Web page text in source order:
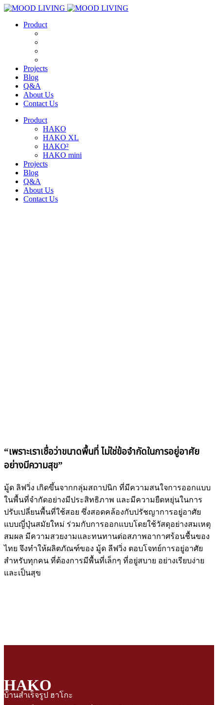
Product
Projects
Blog
Q&A
About Us
Contact Us
Product
HAKO
HAKO XL
HAKO²
HAKO mini
Projects
Blog
Q&A
About Us
Contact Us
“เพราะเราเชื่อว่าขนาดพื้นที่ ไม่ใช่ข้อจำกัดในการอยู่อาศัย
อย่างมีความสุข”
มู้ด ลิฟวิ่ง เกิดขึ้นจากกลุ่มสถาปนิก ที่มีความสนใจการออกแบบ
ในพื้นที่จำกัดอย่างมีประสิทธิภาพ และมีความยืดหยุ่นในการ
ปรับเปลี่ยนพื้นที่ใช้สอย ซึ่งสอดคล้องกับปรัชญาการอยู่อาศัย
แบบญี่ปุ่นสมัยใหม่ ร่วมกับการออกแบบโดยใช้วัสดุอย่างสมเหตุ
สมผล มีความสวยงามและทนทานต่อสภาพอากาศร้อนชื้นของ
ไทย จึงทำให้ผลิตภัณฑ์ของ มู้ด ลีฟวิ่ง ตอบโจทย์การอยู่อาศัย
สำหรับทุกคน ที่ต้องการมีพื้นที่เล็กๆ ที่อยู่สบาย อย่างเรียบง่าย
และเป็นสุข
HAKO
บ้านสำเร็จรูป ฮาโกะ